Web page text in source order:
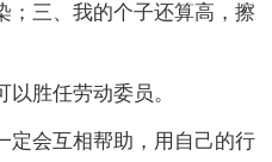
；三、我的个子还算高，擦
胜任劳动委员。
定会互相帮助，用自己的行